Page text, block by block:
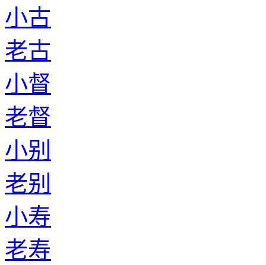
小古
老古
小督
老督
小别
老别
小寿
老寿